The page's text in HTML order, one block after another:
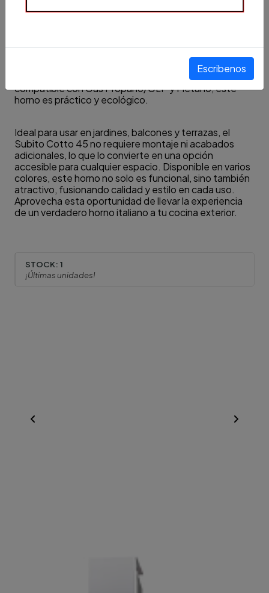
la llama, lo que se traduce en un bajo consumo de
combustible. Equipado con un quemador de gas
compatible con Gas Propano/GLP y Metano, este
horno es práctico y ecológico.
Ideal para usar en jardines, balcones y terrazas, el
Subito Cotto 45 no requiere montaje ni acabados
adicionales, lo que lo convierte en una opción
accesible para cualquier espacio. Disponible en varios
colores, este horno no solo es funcional, sino también
atractivo, fusionando calidad y estilo en cada uso.
Aprovecha esta oportunidad de llevar la experiencia
de un verdadero horno italiano a tu cocina exterior.
STOCK: 1
¡Últimas unidades!
Escribenos